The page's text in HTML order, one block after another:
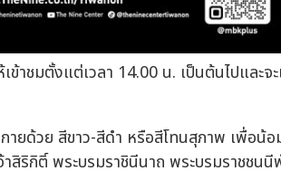
ข้าชมตั้งแต่เวลา 14.00 น. เป็นต้นไปและจ
ยด้วย สีขาว-สีดำ หรือสีโทนสุภาพ เพื่อน้อ
ริกิติ์ พระบรมราชินีนาถ พระบรมราชชน